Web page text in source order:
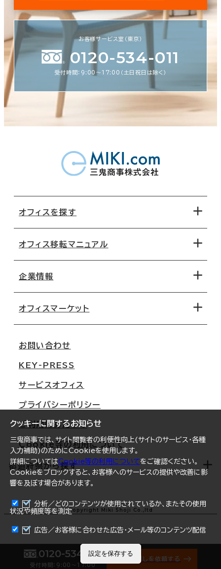
まとめて資料請求
0120-534-011
受付時間：9:00〜17:00
オフィス探しを依頼する
クッキーに関するお知らせ
三鬼商事では、サイト閲覧者の利便性向上(サイトのサービス・各種
入力補助)のためにCookieを使用します。
詳細についてはCookie等の利用についてをご確認ください。
Cookieをブロックすると、お客様へのサービスの提供や改善に影
響を及ぼす場合があります。
分析／どのコンテンツが使用されているか、またその使用
状況や頻度等を測定
広告／お客様に合わせた広告・メール等のコンテンツ配信
設定を保存する
お客様サービス室（東京）
0120-534-011
受付時間：9:00〜17:00（土日祝日は除く）
オフィスを探す
地図から探す
路線・駅から探す
オフィス移転マニュアル
移転コストシミュレーション
移転スケジュール
オフィス移転Q&A
企業情報
オフィスマーケット
大阪
名古屋
札幌
仙台
横浜
福岡
オフィスリポート
ログイン
お問い合わせ
KEY-PRESS
サービスオフィス
プライバシーポリシー
ご利用にあたって
Cookie等の利用について
都道府県から探す
北海道
青森県
宮城県
Copyright Miki Shoji Co.,ltd